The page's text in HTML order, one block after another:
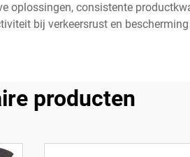
oplossingen, consistente
bij verkeersrust en
producten